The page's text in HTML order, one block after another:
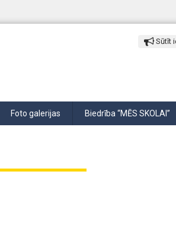
Sūtīt
Foto galerijas Biedrība “MĒS SKOLAI”